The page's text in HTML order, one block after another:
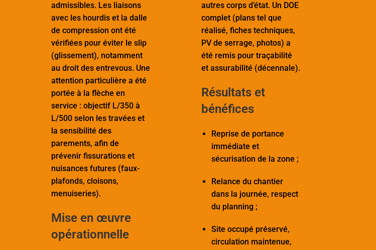
admissibles. Les liaisons
avec les hourdis et la dalle
de compression ont été
vérifiées pour éviter le slip
(glissement), notamment
au droit des entrevous. Une
attention particulière a été
portée à la flèche en
service : objectif L/350 à
L/500 selon les travées et
la sensibilité des
parements, afin de
prévenir fissurations et
nuisances futures (faux-
plafonds, cloisons,
menuiseries).
Mise en œuvre
opérationnelle
autres corps d’état. Un DOE
complet (plans tel que
réalisé, fiches techniques,
PV de serrage, photos) a
été remis pour traçabilité
et assurabilité (décennale).
Résultats et
bénéfices
Reprise de portance
immédiate et
sécurisation de la zone ;
Relance du chantier
dans la journée, respect
du planning ;
Site occupé préservé,
circulation maintenue,